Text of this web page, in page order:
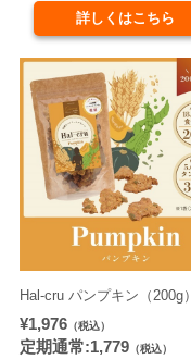
詳しくはこちら
Hal-cru パンプキン（200g）
¥1,976（税込）
定期通常:1,779（税込）